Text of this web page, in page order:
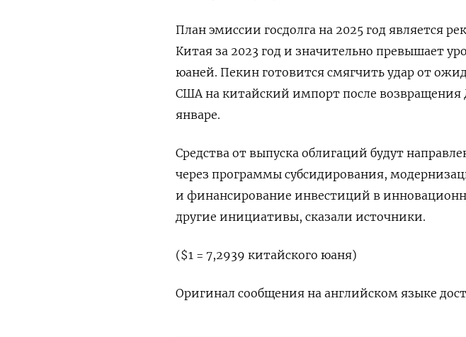
План эмиссии госдолга на 2025 год является
Китая за 2023 год и значительно превышает
юаней. Пекин готовится смягчить удар от
США на китайский импорт после возвращения
январе.
Средства от выпуска облигаций будут
через программы субсидирования,
и финансирование инвестиций в
другие инициативы, сказали источники.
($1 = 7,2939 китайского юаня)
Оригинал сообщения на английском языке